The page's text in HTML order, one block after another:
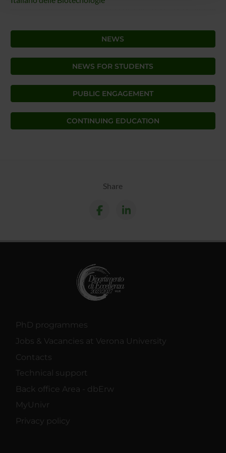
con altre informazioni che hai fornito loro o che hanno
NEWS
NEWS FOR STUDENTS
PUBLIC ENGAGEMENT
CONTINUING EDUCATION
Share
PhD programmes
Jobs & Vacancies at Verona University
Contacts
Technical support
Back office Area - dbErw
MyUnivr
Privacy policy